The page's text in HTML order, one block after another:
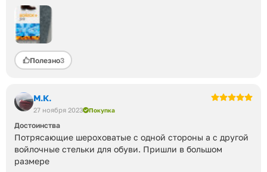
Полезно3
М.К.
27 ноября 2023 Покупка
Достоинства
Потрясающие шероховатые с одной стороны а с другой
войлочные стельки для обуви. Пришли в большом
размере